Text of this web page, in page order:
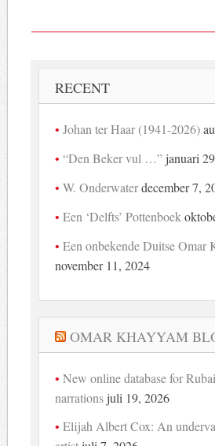
RECENT
Johan ter Haar (1941-2026)
“Den Beker vul …” januari
W. Onderwaterdecember 7,
Een ‘Delfts’ Pottenboek
Een onbekende Duitse Omar
november 11, 2024
OMAR KHAYYAM
New online database for
narrations juli 19, 2026
Elijah Albert Cox: An